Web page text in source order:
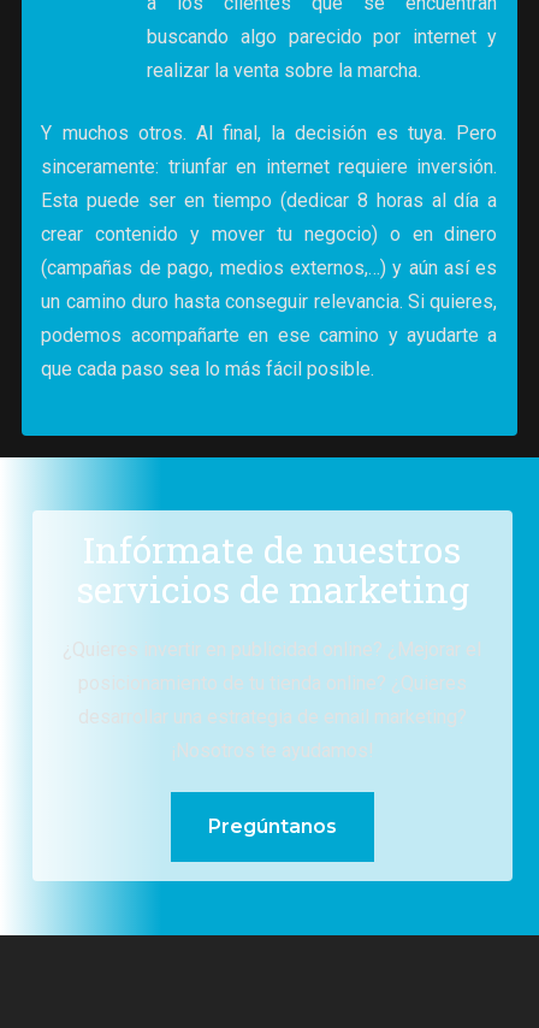
buscando algo parecido por internet y
realizar la venta sobre la marcha.
Y muchos otros. Al final, la decisión es tuya. Pero
sinceramente: triunfar en internet requiere inversión.
Esta puede ser en tiempo (dedicar 8 horas al día a
crear contenido y mover tu negocio) o en dinero
(campañas de pago, medios externos,…) y aún así es
un camino duro hasta conseguir relevancia. Si quieres,
podemos acompañarte en ese camino y ayudarte a
que cada paso sea lo más fácil posible.
Infórmate de nuestros
servicios de marketing
¿Quieres invertir en publicidad online? ¿Mejorar el
posicionamiento de tu tienda online? ¿Quieres
desarrollar una estrategia de email marketing?
¡Nosotros te ayudamos!
Pregúntanos